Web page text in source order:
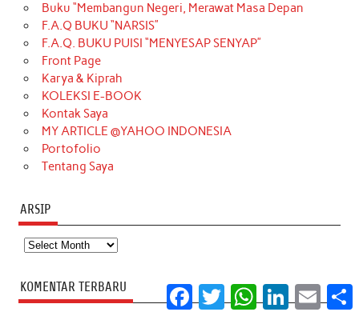
b
o
o
k
a
g
r
a
m
o
k
e
r
e
d
t
e
u
b
Buku “Membangun Negeri, Merawat Masa Depan
F.A.Q BUKU “NARSIS”
F.A.Q. BUKU PUISI “MENYESAP SENYAP”
Front Page
Karya & Kiprah
KOLEKSI E-BOOK
Kontak Saya
MY ARTICLE @YAHOO INDONESIA
Portofolio
Tentang Saya
ARSIP
Arsip
KOMENTAR TERBARU Facebook
Twitter WhatsApp
LinkedInEmail